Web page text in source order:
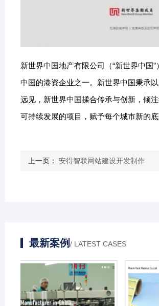
新世界中国地产有限公司（“新世界中国
中国的港资企业之一。新世界中国秉承
远见，新世界中国揉合传承与创新，倾
可持续发展的项目，赋予每个城市新的底
上一页： 安得智联网站建设开发制作
最新案例/ LATEST CASES